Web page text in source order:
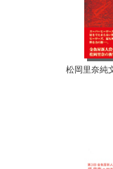
松岡里奈純